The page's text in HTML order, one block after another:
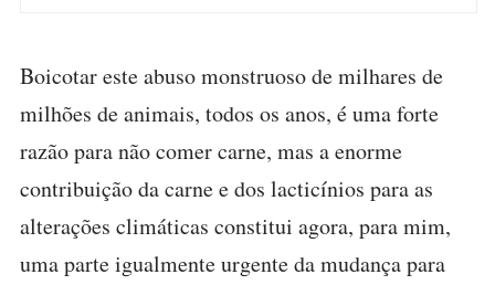
Boicotar este abuso monstruoso de milhares de
milhões de animais, todos os anos, é uma forte
razão para não comer carne, mas a enorme
contribuição da carne e dos lacticínios para as
alterações climáticas constitui agora, para mim,
uma parte igualmente urgente da mudança para